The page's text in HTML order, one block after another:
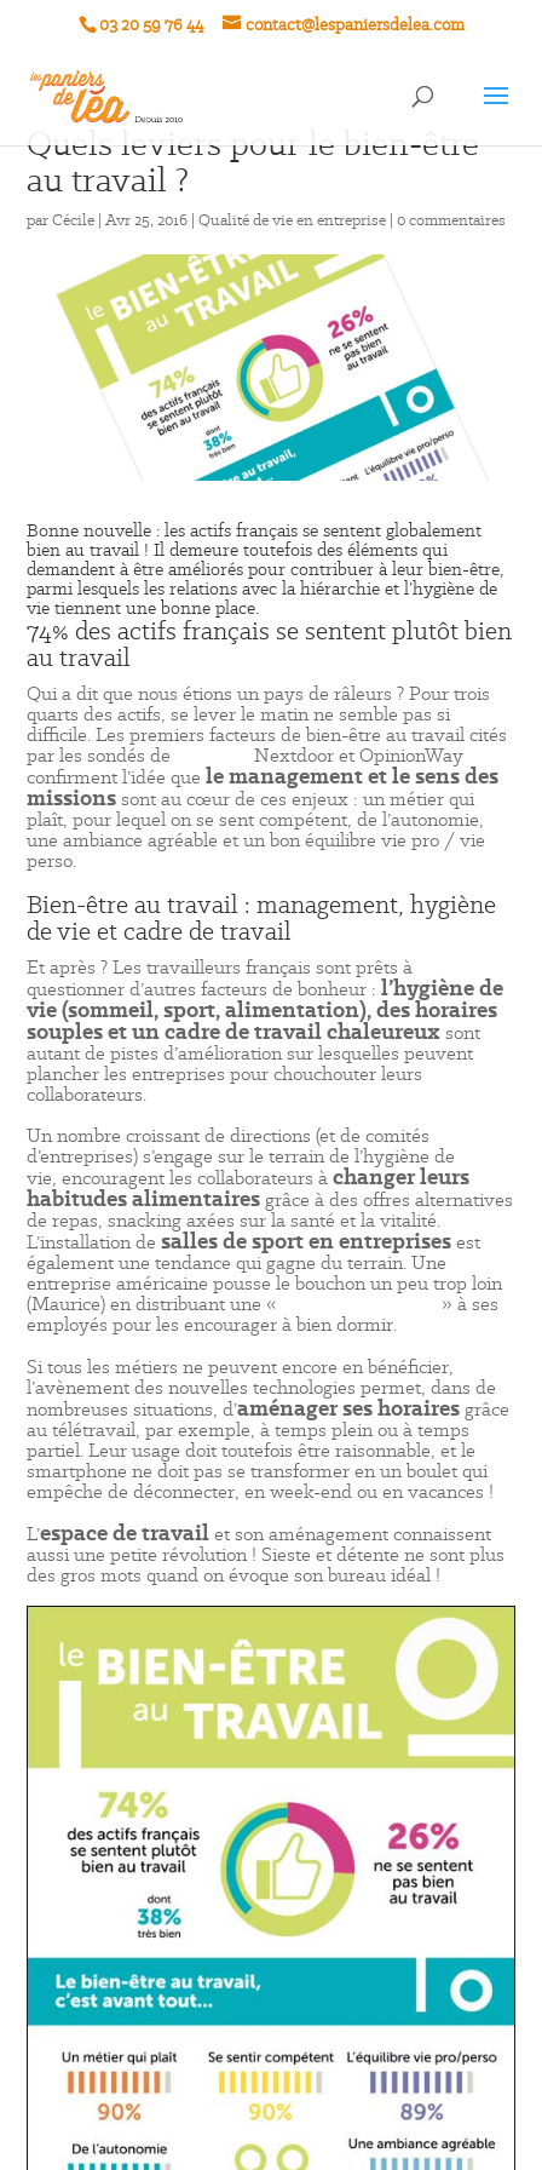
03 20 59 76 44 contact@lespaniersdelea.com
Quels leviers pour le bien-être
au travail ?
parCécile |Avr 25, 2016 |Qualité de vie en entreprise |0 commentaires
Bonne nouvelle : les actifs français se sentent globalement
bien au travail ! Il demeure toutefois des éléments qui
demandent à être améliorés pour contribuer à leur bien-être,
parmi lesquels les relations avec la hiérarchie et l’hygiène de
vie tiennent une bonne place.
74% des actifs français se sentent plutôt bien
au travail
Qui a dit que nous étions un pays de râleurs ? Pour trois
quarts des actifs, se lever le matin ne semble pas si
difficile. Les premiers facteurs de bien-être au travail cités
par les sondés de
l’enquêteNextdoor et OpinionWay
confirment l’idée quele management et le sens des
missionssont au cœur de ces enjeux : un métier qui
plaît, pour lequel on se sent compétent, de l’autonomie,
une ambiance agréable et un bon équilibre vie pro / vie
perso.
Bien-être au travail : management, hygiène
de vie et cadre de travail
Et après ? Les travailleurs français sont prêts à
questionner d’autres facteurs de bonheur :l’hygiène de
vie (sommeil, sport, alimentation), des horaires
souples et un cadre de travail chaleureuxsont
autant de pistes d’amélioration sur lesquelles peuvent
plancher les entreprises pour chouchouter leurs
collaborateurs.
Un nombre croissant de directions (et de comités
d’entreprises) s’engage sur le terrain de l’hygiène de
vie, encouragent les collaborateurs àchanger leurs
habitudes alimentairesgrâce à des offres alternatives
de repas, snacking axées sur la santé et la vitalité.
L’installation desalles de sport en entreprisesest
également une tendance qui gagne du terrain. Une
entreprise américaine pousse le bouchon un peu trop loin
(Maurice) en distribuant une «
» à ses
employés pour les encourager à bien dormir.
Si tous les métiers ne peuvent encore en bénéficier,
l’avènement des nouvelles technologies permet, dans de
nombreuses situations, d’aménager ses horaires grâce
au télétravail, par exemple, à temps plein ou à temps
partiel. Leur usage doit toutefois être raisonnable, et le
smartphone ne doit pas se transformer en un boulet qui
empêche de déconnecter, en week-end ou en vacances !
L’espace de travailet son aménagement connaissent
aussi une petite révolution ! Sieste et détente ne sont plus
des gros mots quand on évoque son bureau idéal !